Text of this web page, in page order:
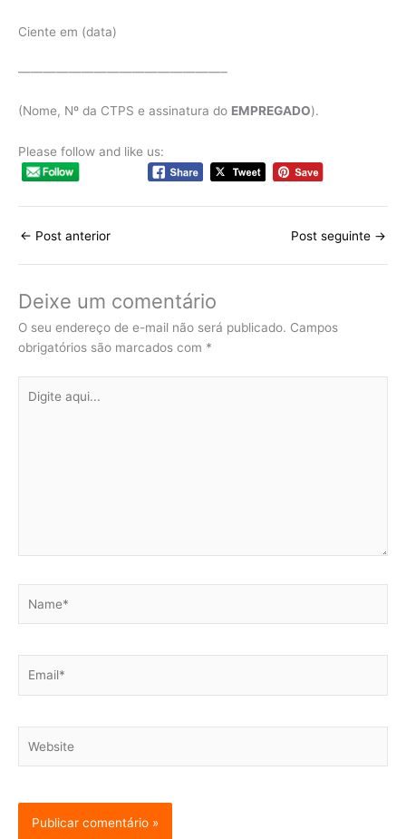
Ciente em (data)
————————————————–
(Nome, Nº da CTPS e assinatura do EMPREGADO).
Please follow and like us:
← Post anterior Post seguinte →
Deixe um comentário
O seu endereço de e-mail não será publicado. Campos
obrigatórios são marcados com *
aqui...